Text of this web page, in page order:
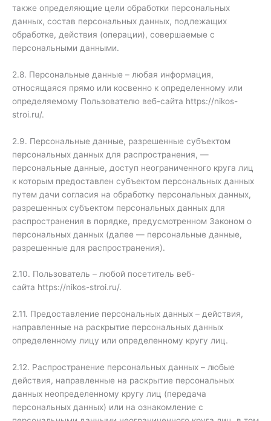
также определяющие цели обработки персональных
данных, состав персональных данных, подлежащих
обработке, действия (операции), совершаемые с
персональными данными.
2.8. Персональные данные – любая информация,
относящаяся прямо или косвенно к определенному или
определяемому Пользователю веб-сайта https://nikos-
stroi.ru/.
2.9. Персональные данные, разрешенные субъектом
персональных данных для распространения, —
персональные данные, доступ неограниченного круга лиц
к которым предоставлен субъектом персональных данных
путем дачи согласия на обработку персональных данных,
разрешенных субъектом персональных данных для
распространения в порядке, предусмотренном Законом о
персональных данных (далее — персональные данные,
разрешенные для распространения).
2.10. Пользователь – любой посетитель веб-
сайта https://nikos-stroi.ru/.
2.11. Предоставление персональных данных – действия,
направленные на раскрытие персональных данных
определенному лицу или определенному кругу лиц.
2.12. Распространение персональных данных – любые
действия, направленные на раскрытие персональных
данных неопределенному кругу лиц (передача
персональных данных) или на ознакомление с